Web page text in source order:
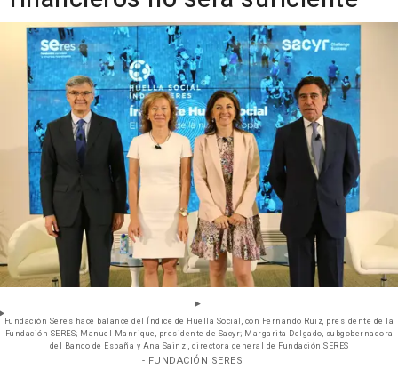
Fundación Seres hace balance del Índice de Huella Social, con Fernando Ruiz, presidente de la
Fundación SERES; Manuel Manrique, presidente de Sacyr; Margarita Delgado, subgobernadora
del Banco de España y Ana Sainz , directora general de Fundación SERES
- FUNDACIÓN SERES